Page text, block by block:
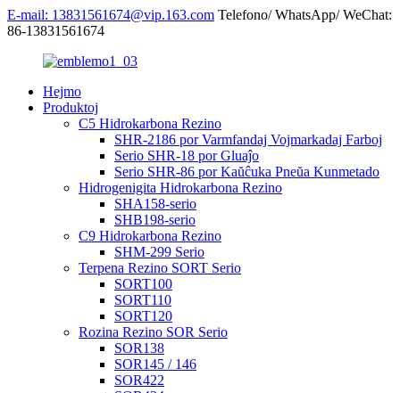
E-mail: 13831561674@vip.163.com Telefono/ WhatsApp/ WeChat:
86-13831561674
Hejmo
Produktoj
C5 Hidrokarbona Rezino
SHR-2186 por Varmfandaj Vojmarkadaj Farboj
Serio SHR-18 por Gluaĵo
Serio SHR-86 por Kaŭĉuka Pneŭa Kunmetado
Hidrogenigita Hidrokarbona Rezino
SHA158-serio
SHB198-serio
C9 Hidrokarbona Rezino
SHM-299 Serio
Terpena Rezino SORT Serio
SORT100
SORT110
SORT120
Rozina Rezino SOR Serio
SOR138
SOR145 / 146
SOR422